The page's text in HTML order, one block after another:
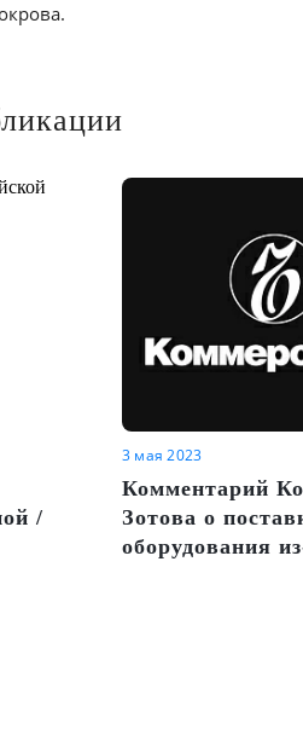
/
3 мая 2023
Комментарий
Зотова о
оборудования